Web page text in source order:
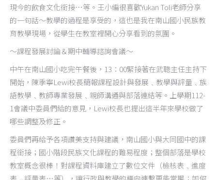
現今的飲食文化銜接…等。王小編很喜歡Yukan Toli老師分享
的一句話～教學的過程是享受的，這也是我在南山國小民族教
育教學現場，從學生在教室裡開心分享看到的氛圍。
～課程發展討論＆期中輔導諮詢會議～
中午在南山國小吃完午餐後，13：00緊接著在武聰主任主持下
開始，陳季寧Lewi校長簡報課程設計與發展﹑教學與評量﹑族
語教學﹑教師專業發展﹑親師溝通與部落連結等。上學期112-
1會議中委員們給的意見，Lewi校長也提出這半年來學校做了
哪些調整及修正。
委員們再給予各項讚美支持與建議，南山國小與大同國中的課
程銜接；國小階段民族文化課程的難易程度；整個部落是學校
教室概念很棒！對課程資料庫建立了數位文件（檢核表﹑進度